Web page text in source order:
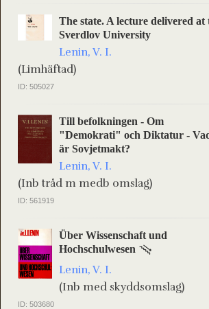
The state. A lecture delivered at
Sverdlov University
Lenin, V. I.
(Limhäftad)
ID: 505027
Till befolkningen - Om
"Demokrati" och Diktatur -
är Sovjetmakt?
Lenin, V. I.
(Inb tråd m medb omslag)
ID: 561919
Über Wissenschaft und
Hochschulwesen
Lenin, V. I.
(Inb med skyddsomslag)
ID: 503680